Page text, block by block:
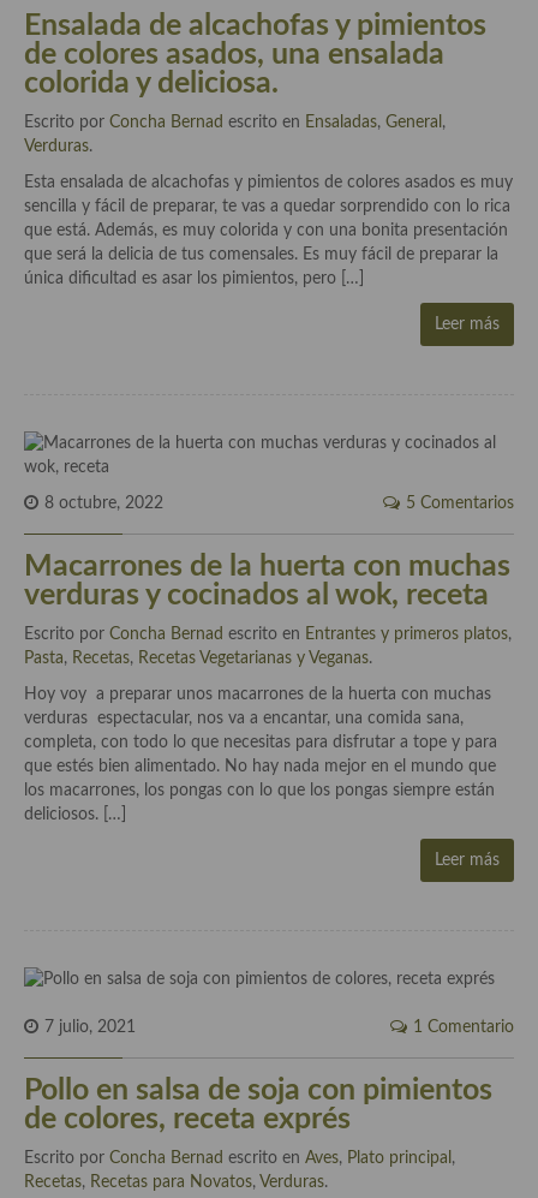
Aperitivos
Bebidas
demás
Entrantes y primeros platos
Ensaladas
Entrantes
Arroces Y fideuás
Legumbres y cereales
Cuscús
Masas elaboradas con harina, pizzas, quiches y demás
Plato principal
Aves
Carne
Recetas Especiales
Recetas maridadas con los mejores AOVES
Ensalada de alcachofas y pimientos
de colores asados, una ensalada
colorida y deliciosa.
Escrito por Concha Bernad escrito en Ensaladas, General ,
Verduras.
Esta ensalada de alcachofas y pimientos de colores asados es muy
sencilla y fácil de preparar, te vas a quedar sorprendido con lo rica
que está. Además, es muy colorida y con una bonita presentación
que será la delicia de tus comensales. Es muy fácil de preparar la
única dificultad es asar los pimientos, pero […]
Leer más
8 octubre, 2022 5 Comentarios
Macarrones de la huerta con muchas
verduras y cocinados al wok, receta
Escrito por Concha Bernad escrito en Entrantes y primeros platos,
Pasta, Recetas, Recetas Vegetarianas y Veganas.
Hoy voy a preparar unos macarrones de la huerta con muchas
verduras espectacular, nos va a encantar, una comida sana,
completa, con todo lo que necesitas para disfrutar a tope y para
que estés bien alimentado. No hay nada mejor en el mundo que
los macarrones, los pongas con lo que los pongas siempre están
deliciosos. […]
Leer más
7 julio, 2021 1 Comentario
Pollo en salsa de soja con pimientos
de colores, receta exprés
Escrito por Concha Bernad escrito en Aves, Plato principal ,
Recetas, Recetas para Novatos, Verduras.